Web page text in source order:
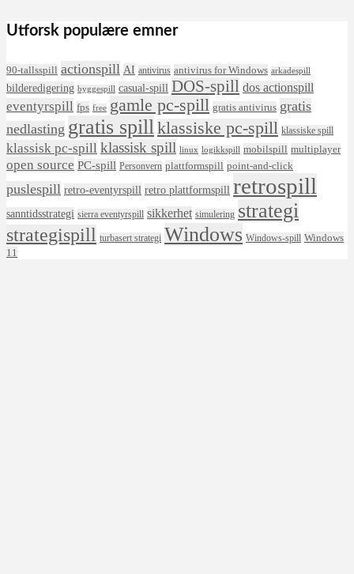
Utforsk populære emner
90-tallsspill actionspill AI antivirus antivirus for Windows arkadespill
bilderedigering byggespill casual-spill DOS-spill dos actionspill
eventyrspill fps free gamle pc-spill gratis antivirus gratis
nedlasting gratis spillklassiske pc-spill klassiske spill
klassisk pc-spill klassisk spill linux logikkspill mobilspill multiplayer
open source PC-spill Personvern plattformspill point-and-click
puslespill retro-eventyrspill retro plattformspill retrospill
sanntidsstrategi sierra eventyrspill sikkerhet simulering strategi
strategispill turbasert strategi Windows Windows-spill Windows
11